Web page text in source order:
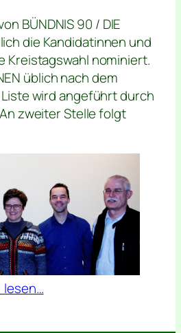
BÜNDNIS 90 / DIE
die Kandidatinnen und
Kreistagswahl nominiert.
üblich nach dem
wird angeführt durch
zweiter Stelle folgt